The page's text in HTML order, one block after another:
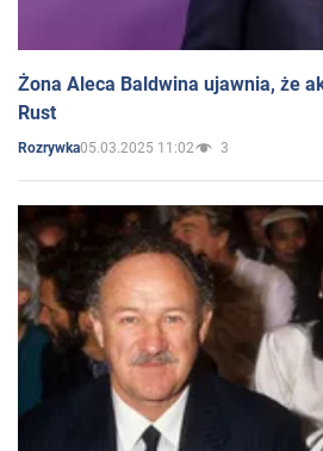
Żona Aleca Baldwina ujawnia, że
Rust
Rozrywka05.03.2025 11:02 3